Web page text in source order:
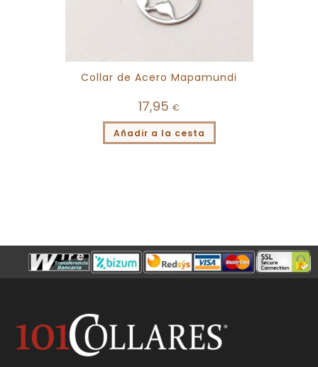
Collar de Acero Mapamundi
17,95 €
Añadir a la cesta